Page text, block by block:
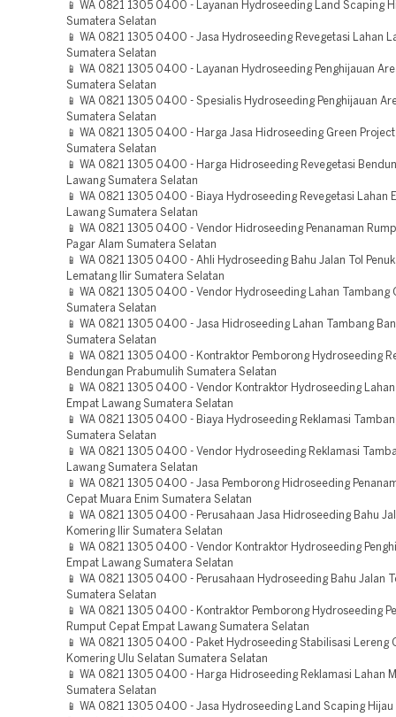
📱 WA 0821 1305 0400 - Layanan Hydroseeding Land Scaping
Sumatera Selatan
📱 WA 0821 1305 0400 - Jasa Hydroseeding Revegetasi Lahan
Sumatera Selatan
📱 WA 0821 1305 0400 - Layanan Hydroseeding Penghijauan
Sumatera Selatan
📱 WA 0821 1305 0400 - Spesialis Hydroseeding Penghijauan
Sumatera Selatan
📱 WA 0821 1305 0400 - Harga Jasa Hidroseeding Green
Sumatera Selatan
📱 WA 0821 1305 0400 - Harga Hidroseeding Revegetasi
Lawang Sumatera Selatan
📱 WA 0821 1305 0400 - Biaya Hydroseeding Revegetasi Lahan
Lawang Sumatera Selatan
📱 WA 0821 1305 0400 - Vendor Hidroseeding Penanaman
Pagar Alam Sumatera Selatan
📱 WA 0821 1305 0400 - Ahli Hydroseeding Bahu Jalan Tol
Lematang Ilir Sumatera Selatan
📱 WA 0821 1305 0400 - Vendor Hydroseeding Lahan Tambang
Sumatera Selatan
📱 WA 0821 1305 0400 - Jasa Hidroseeding Lahan Tambang
Sumatera Selatan
📱 WA 0821 1305 0400 - Kontraktor Pemborong Hydroseeding
Bendungan Prabumulih Sumatera Selatan
📱 WA 0821 1305 0400 - Vendor Kontraktor Hydroseeding
Empat Lawang Sumatera Selatan
📱 WA 0821 1305 0400 - Biaya Hydroseeding Reklamasi
Sumatera Selatan
📱 WA 0821 1305 0400 - Vendor Hydroseeding Reklamasi
Lawang Sumatera Selatan
📱 WA 0821 1305 0400 - Jasa Pemborong Hidroseeding
Cepat Muara Enim Sumatera Selatan
📱 WA 0821 1305 0400 - Perusahaan Jasa Hidroseeding Bahu
Komering Ilir Sumatera Selatan
📱 WA 0821 1305 0400 - Vendor Kontraktor Hydroseeding
Empat Lawang Sumatera Selatan
📱 WA 0821 1305 0400 - Perusahaan Hydroseeding Bahu Jalan
Sumatera Selatan
📱 WA 0821 1305 0400 - Kontraktor Pemborong Hydroseeding
Rumput Cepat Empat Lawang Sumatera Selatan
📱 WA 0821 1305 0400 - Paket Hydroseeding Stabilisasi Lereng
Komering Ulu Selatan Sumatera Selatan
📱 WA 0821 1305 0400 - Harga Hidroseeding Reklamasi Lahan
Sumatera Selatan
📱 WA 0821 1305 0400 - Jasa Hydroseeding Land Scaping Hijau